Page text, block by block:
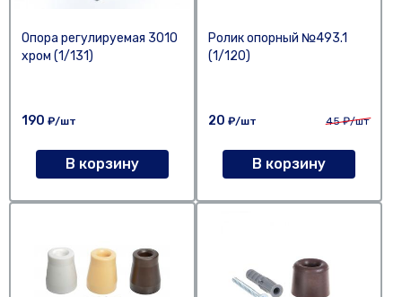
Опора регулируемая 3010
хром (1/131)
190 ₽/шт
В корзину
Ролик опорный №493.1
(1/120)
20 ₽/шт 45₽/шт
В корзину